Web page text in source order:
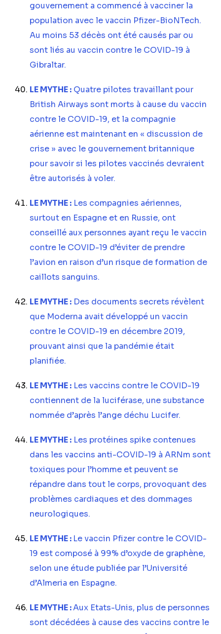
gouvernement a commencé à vacciner la
population avec le vaccin Pfizer-BioNTech.
Au moins 53 décès ont été causés par ou
sont liés au vaccin contre le COVID-19 à
Gibraltar.
LE MYTHE : Quatre pilotes travaillant pour
British Airways sont morts à cause du vaccin
contre le COVID-19, et la compagnie
aérienne est maintenant en « discussion de
crise » avec le gouvernement britannique
pour savoir si les pilotes vaccinés devraient
être autorisés à voler.
LE MYTHE : Les compagnies aériennes,
surtout en Espagne et en Russie, ont
conseillé aux personnes ayant reçu le vaccin
contre le COVID-19 d’éviter de prendre
l’avion en raison d’un risque de formation de
caillots sanguins.
LE MYTHE : Des documents secrets révèlent
que Moderna avait développé un vaccin
contre le COVID-19 en décembre 2019,
prouvant ainsi que la pandémie était
planifiée.
LE MYTHE : Les vaccins contre le COVID-19
contiennent de la luciférase, une substance
nommée d’après l’ange déchu Lucifer.
LE MYTHE : Les protéines spike contenues
dans les vaccins anti-COVID-19 à ARNm sont
toxiques pour l’homme et peuvent se
répandre dans tout le corps, provoquant des
problèmes cardiaques et des dommages
neurologiques.
LE MYTHE : Le vaccin Pfizer contre le COVID-
19 est composé à 99% d’oxyde de graphène,
selon une étude publiée par l’Université
d’Almeria en Espagne.
LE MYTHE :Aux Etats-Unis, plus de personnes
sont décédées à cause des vaccins contre le